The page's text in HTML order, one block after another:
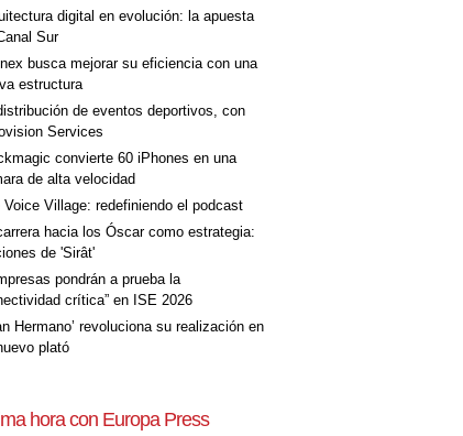
digital en evolución: la apuesta
Sur
busca mejorar su eficiencia con una
estructura
de eventos deportivos, con
Services
convierte 60 iPhones en una
de alta velocidad
Voice Village: redefiniendo el podcast
hacia los Óscar como estrategia:
de 'Sirât'
pondrán a prueba la
crítica” en ISE 2026
Hermano’ revoluciona su realización en
plató
hora con Europa Press